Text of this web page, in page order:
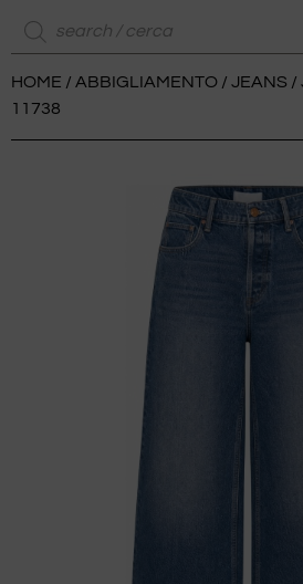
HOME / ABBIGLIAMENTO / JEANS /
11738